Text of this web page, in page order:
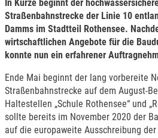
In Kürze beginnt der
Straßenbahnstrecke der Linie 10
Damms im Stadtteil Rothensee.
wirtschaftlichen Angebote für die
konnte nun ein erfahrener
Ende Mai beginnt der lang vorbereite
Straßenbahnstrecke auf dem August-
Haltestellen „Schule Rothensee“ und
sollte bereits im November 2020 der
auf die europaweite Ausschreibung